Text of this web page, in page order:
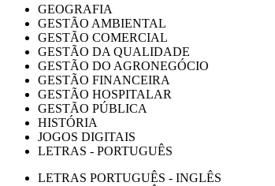
GEOGRAFIA
GESTÃO AMBIENTAL
GESTÃO COMERCIAL
GESTÃO DA QUALIDADE
GESTÃO DO AGRONEGÓCIO
GESTÃO FINANCEIRA
GESTÃO HOSPITALAR
GESTÃO PÚBLICA
HISTÓRIA
JOGOS DIGITAIS
LETRAS - PORTUGUÊS
LETRAS PORTUGUÊS - INGLÊS